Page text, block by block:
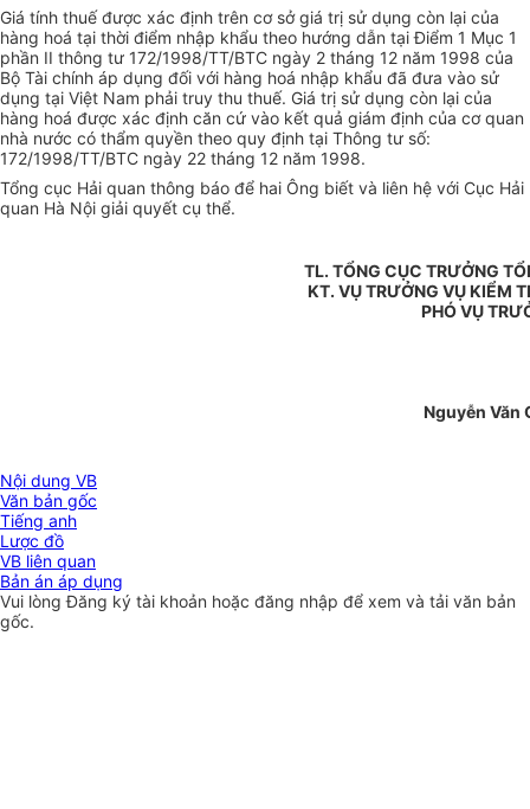
Giá tính thuế được xác định trên cơ sở giá trị sử dụng còn lại của
hàng hoá tại thời điểm nhập khẩu theo hướng dẫn tại Điểm 1 Mục 1
phần II thông tư 172/1998/TT/BTC ngày 2 tháng 12 năm 1998 của
Bộ Tài chính áp dụng đối với hàng hoá nhập khẩu đã đưa vào sử
dụng tại Việt Nam phải truy thu thuế. Giá trị sử dụng còn lại của
hàng hoá được xác định căn cứ vào kết quả giám định của cơ quan
nhà nước có thẩm quyền theo quy định tại Thông tư số:
172/1998/TT/BTC ngày 22 tháng 12 năm 1998.
Tổng cục Hải quan thông báo để hai Ông biết và liên hệ với Cục Hải
quan Hà Nội giải quyết cụ thể.
TL. TỔNG CỤC TRƯỞNG
KT. VỤ TRƯỞNG VỤ KIỂM
PHÓ VỤ
Nguyễn Văn
Nội dung VB
Văn bản gốc
Tiếng anh
Lược đồ
VB liên quan
Bản án áp dụng
Vui lòngĐăng ký tài khoản hoặc đăng nhập để xem và tải văn bản
gốc.